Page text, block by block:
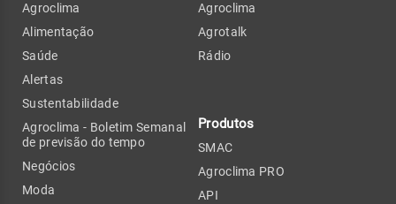
Agroclima
Alimentação
Saúde
Alertas
Sustentabilidade
Agroclima - Boletim Semanal
de previsão do tempo
Negócios
Moda
Agroclima
Agrotalk
Rádio
Produtos
SMAC
Agroclima PRO
API